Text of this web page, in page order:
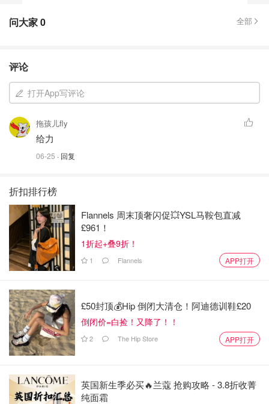
问大家0 全部
评论
打开App写评论
拖孩儿fly
给力
06-25 · 回复
折扣排行榜
Flannels 周末顶奢闪促💥YSL马鞍包直减
£961！
1折起+叠9折！
1 Flannels APP打开
£50封顶💰Hip 倒闭大清仓！阿迪德训鞋£20
倒闭价=白捡！又降了！！
2 The Hip Store APP打开
英国新生季必买🔥兰蔻 抢购攻略 - 3.8折收菁
纯面霜